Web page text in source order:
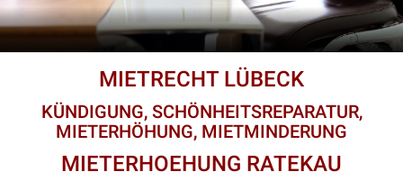
MIETRECHT LÜBECK
KÜNDIGUNG, SCHÖNHEITSREPARATUR,
MIETERHÖHUNG, MIETMINDERUNG
MIETERHOEHUNG RATEKAU